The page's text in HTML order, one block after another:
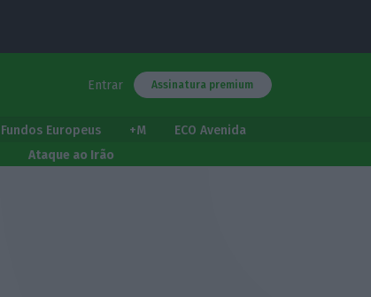
Entrar Assinatura premium
Fundos Europeus +M
ECO Avenida
Ataque ao Irão